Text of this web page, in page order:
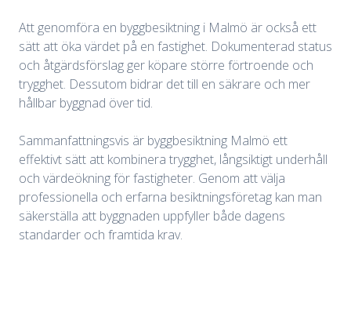
Att genomföra en byggbesiktning i Malmö är också ett
sätt att öka värdet på en fastighet. Dokumenterad status
och åtgärdsförslag ger köpare större förtroende och
trygghet. Dessutom bidrar det till en säkrare och mer
hållbar byggnad över tid.
Sammanfattningsvis är byggbesiktning Malmö ett
effektivt sätt att kombinera trygghet, långsiktigt underhåll
och värdeökning för fastigheter. Genom att välja
professionella och erfarna besiktningsföretag kan man
säkerställa att byggnaden uppfyller både dagens
standarder och framtida krav.